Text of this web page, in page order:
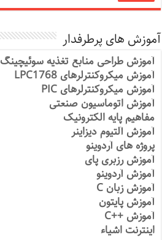
آموزش های پرطرفدار
آموزش طراحی منابع تغذیه سوئیچینگ
آموزش میکروکنترلرهای LPC1768
آموزش میکروکنترلرهای PIC
آموزش اتوماسیون صنعتی
مفاهیم پایه الکترونیک
آموزش آلتیوم دیزاینر
پروژه های آردوینو
آموزش رزبری پای
آموزش آردوینو
آموزش زبان C
آموزش پایتون
آموزش ++C
اینترنت اشیاء